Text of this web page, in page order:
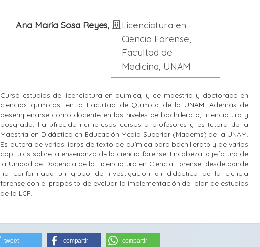
Ana María Sosa Reyes,
Licenciatura en
Ciencia Forense,
Facultad de
Medicina, UNAM
Cursó estudios de licenciatura en química, y de maestría y doctorado en
ciencias químicas, en la Facultad de Química de la UNAM. Además de
desempeñarse como docente en los niveles de bachillerato, licenciatura y
posgrado, ha ofrecido numerosos cursos a profesores y es tutora de la
Maestría en Didáctica en Educación Media Superior (Madems) de la UNAM.
Es autora de varios libros de texto de química para bachillerato y de varios
capítulos sobre la enseñanza de la ciencia forense. Encabeza la jefatura de
la Unidad de Docencia de la Licenciatura en Ciencia Forense, desde donde
ha conformado un grupo de investigación en didáctica de la ciencia
forense con el propósito de evaluar la implementación del plan de estudios
de la LCF.
tweet compartir compartir